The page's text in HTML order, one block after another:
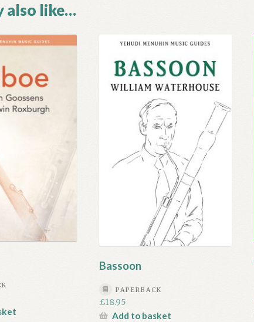
also like…
Bassoon
PAPERBACK
£18.95
Add to basket